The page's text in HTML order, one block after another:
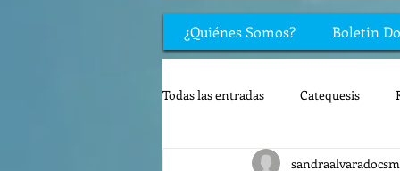
¿Quiénes Somos? Boletin
Todas las entradas Catequesis
Rincón de los niños Biblia
sandraalvaradocsm